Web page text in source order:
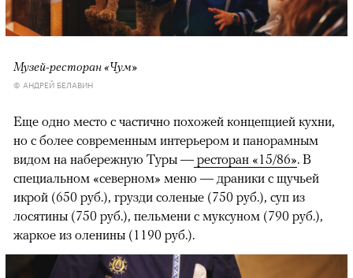
Музей-ресторан «Чум»
© АНДРЕЙ БЕЛАВИН
Еще одно место с частично похожей концепцией кухни,
но с более современным интерьером и панорамным
видом на набережную Туры — ресторан «15/86». В
специальном «северном» меню — драники с щучьей
икрой (650 руб.), грузди соленые (750 руб.), суп из
лосятины (750 руб.), пельмени с муксуном (790 руб.),
жаркое из оленины (1190 руб.).